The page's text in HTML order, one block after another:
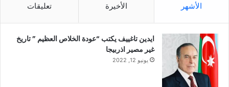
الأشهر الأخيرة تعليقات
ايدين تاغييف يكتب “عودة الخلاص العظيم ” تاريخ
غير مصير اذربيجا
يونيو 12, 2022